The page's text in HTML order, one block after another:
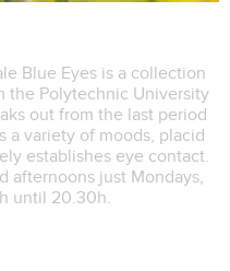
Blue Eyes is a collection
the Polytechnic University
out from the last period
a variety of moods, placid
establishes eye contact.
afternoons just Mondays,
until 20.30h.